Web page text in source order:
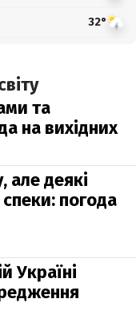
32°
та
на вихідних
але деякі
погода
Україні